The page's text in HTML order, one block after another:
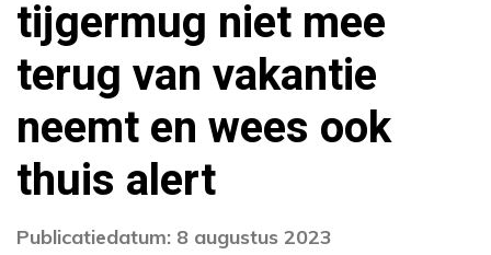
tijgermug niet mee
terug van vakantie
neemt en wees ook
thuis alert
Publicatiedatum: 8 augustus 2023